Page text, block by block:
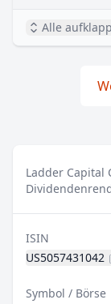
Alle
Ladder Capital
ISIN
US5057431042
Symbol / Börse